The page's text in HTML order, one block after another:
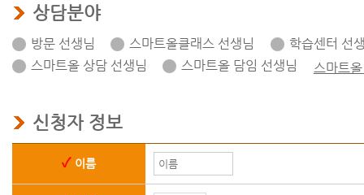
상담분야
방문 선생님 스마트올클래스 선생님
학습센터 선
스마트올 상담 선생님
스마트올 담임 선생님 스마트
신청자 정보
이름